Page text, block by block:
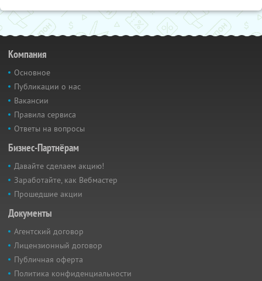
Компания
Основное
Публикации о нас
Вакансии
Правила сервиса
Ответы на вопросы
Бизнес-Партнёрам
Давайте сделаем акцию!
Заработайте, как Вебмастер
Прошедшие акции
Документы
Агентский договор
Лицензионный договор
Публичная оферта
Политика конфиденциальности